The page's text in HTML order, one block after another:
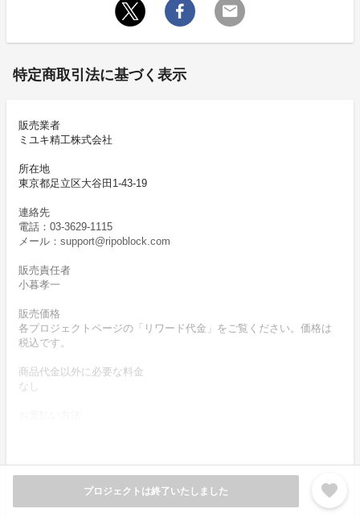
プロジェクトは終了いたしました favorite
特定商取引法に基づく表示
販売業者
ミユキ精工株式会社
所在地
東京都足立区大谷田1-43-19
連絡先
電話：03-3629-1115
メール：support@ripoblock.com
販売責任者
小暮孝一
販売価格
各プロジェクトページの「リワード代金」をご覧ください。価格は
税込です。
商品代金以外に必要な料金
なし
商品購入時に決済します。